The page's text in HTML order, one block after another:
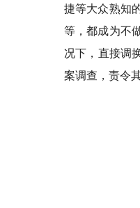
捷等大众熟知
等，都成为不
况下，直接调
案调查，责令